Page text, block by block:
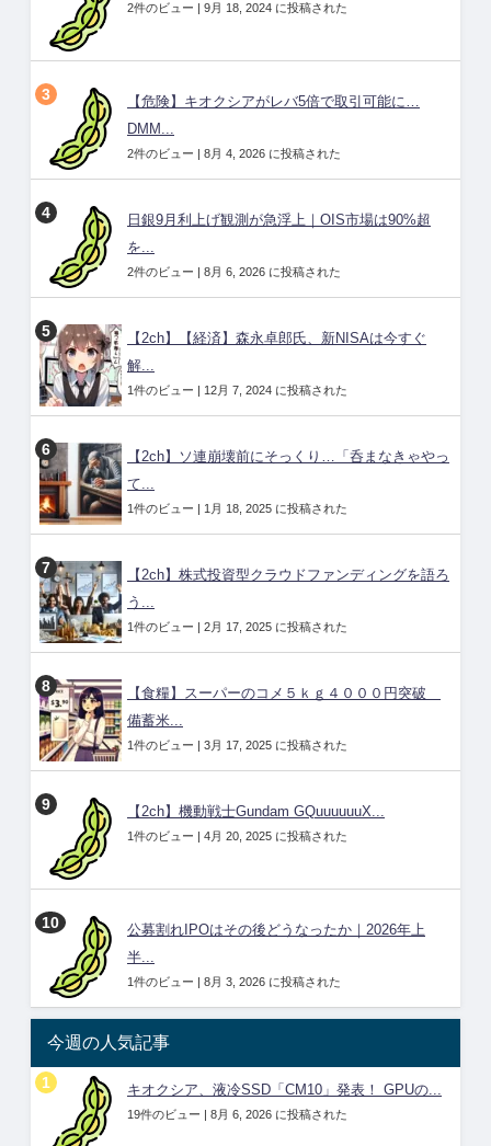
2件のビュー | 9月 18, 2024 に投稿された
【危険】キオクシアがレバ5倍で取引可能に…
DMM...
2件のビュー | 8月 4, 2026 に投稿された
日銀9月利上げ観測が急浮上｜OIS市場は90%超
を...
2件のビュー | 8月 6, 2026 に投稿された
【2ch】【経済】森永卓郎氏、新NISAは今すぐ
解...
1件のビュー | 12月 7, 2024 に投稿された
【2ch】ソ連崩壊前にそっくり…「呑まなきゃやっ
て...
1件のビュー | 1月 18, 2025 に投稿された
【2ch】株式投資型クラウドファンディングを語ろ
う...
1件のビュー | 2月 17, 2025 に投稿された
【食糧】スーパーのコメ５ｋｇ４０００円突破
備蓄米...
1件のビュー | 3月 17, 2025 に投稿された
【2ch】機動戦士Gundam GQuuuuuuX...
1件のビュー | 4月 20, 2025 に投稿された
公募割れIPOはその後どうなったか｜2026年上
半...
1件のビュー | 8月 3, 2026 に投稿された
今週の人気記事
キオクシア、液冷SSD「CM10」発表！ GPUの...
19件のビュー | 8月 6, 2026 に投稿された